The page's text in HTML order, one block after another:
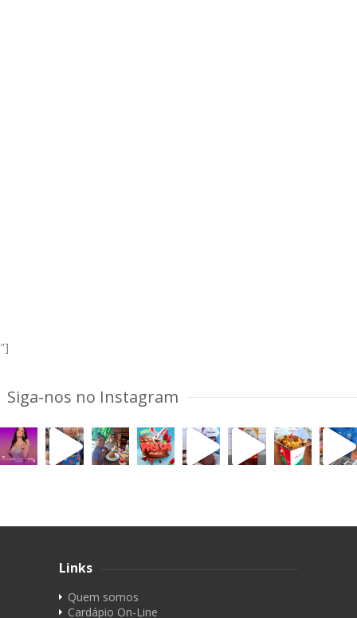
"]
Siga-nos no Instagram
Links
Quem somos
Cardápio On-Line